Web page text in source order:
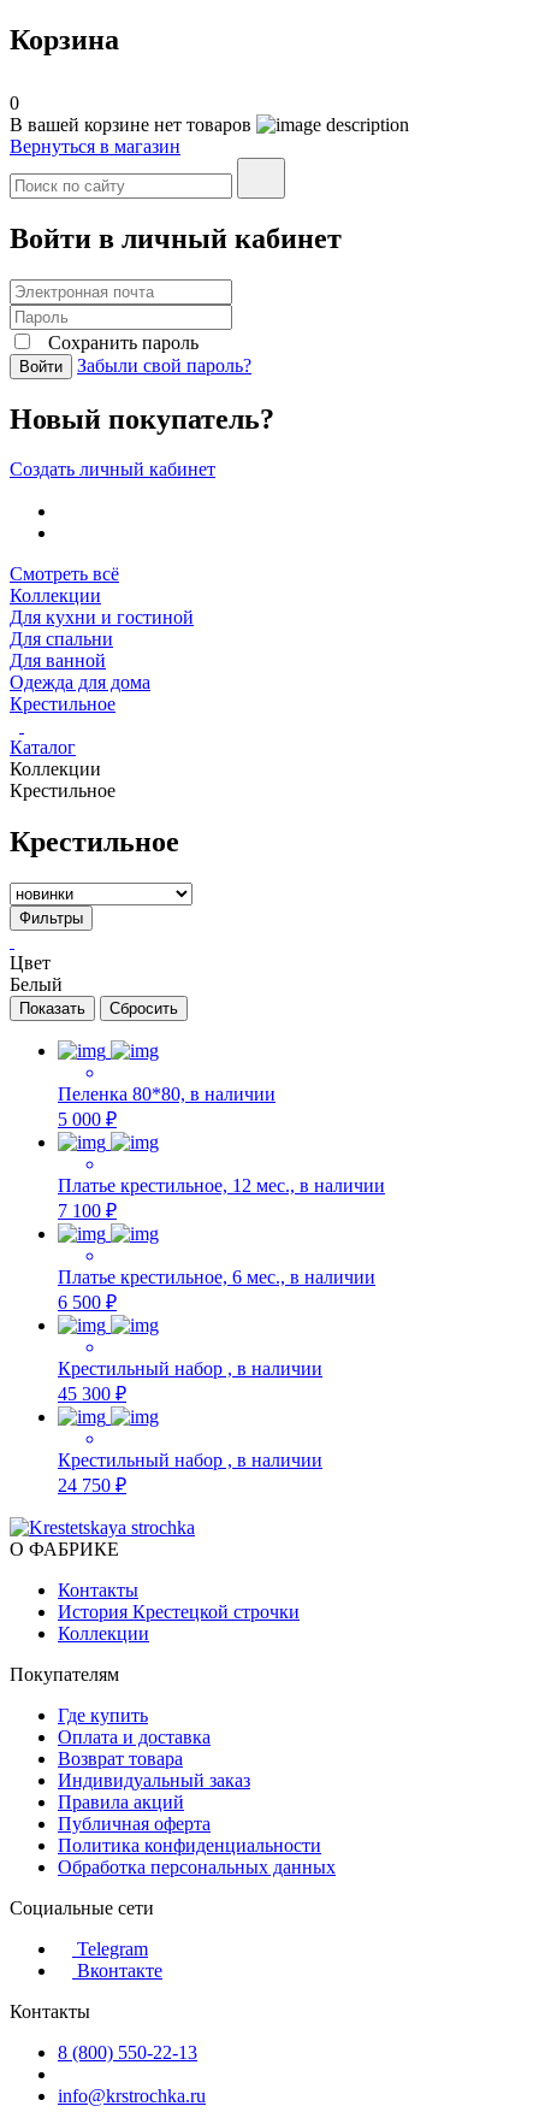
Корзина
0
В вашей корзине нет товаров
Вернуться в магазин
Войти в личный кабинет
Сохранить пароль
Войти Забыли свой пароль?
Новый покупатель?
Создать личный кабинет
Смотреть всё
Коллекции
Для кухни и гостиной
Для спальни
Для ванной
Одежда для дома
Крестильное
Каталог
Коллекции
Крестильное
Крестильное
Фильтры
Цвет
Белый
Пеленка 80*80, в наличии
5 000 ₽
Платье крестильное, 12 мес., в наличии
7 100 ₽
Платье крестильное, 6 мес., в наличии
6 500 ₽
Крестильный набор , в наличии
45 300 ₽
Крестильный набор , в наличии
24 750 ₽
О ФАБРИКЕ
Контакты
История Крестецкой строчки
Коллекции
Покупателям
Где купить
Оплата и доставка
Возврат товара
Индивидуальный заказ
Правила акций
Публичная оферта
Политика конфиденциальности
Обработка персональных данных
Социальные сети
Telegram
Вконтакте
Контакты
8 (800) 550-22-13
info@krstrochka.ru